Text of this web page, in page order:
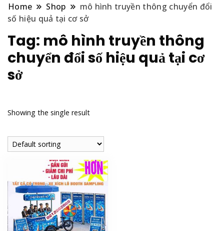
Home Shop
mô hình truyền thông chuyển đổi
số hiệu quả tại cơ sở
Tag: mô hình truyền thông
chuyển đổi số hiệu quả tại cơ
sở
Showing the single result